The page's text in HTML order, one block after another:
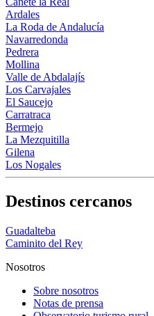
Ardales
La Roda de Andalucía
Navarredonda
Pedrera
Mollina
Valle de Abdalajís
Los Carvajales
El Saucejo
Carratraca
Bermejo
La Mezquitilla
Gilena
Los Nogales
Destinos cercanos
Guadalteba
Caminito del Rey
Nosotros
Sobre nosotros
Notas de prensa